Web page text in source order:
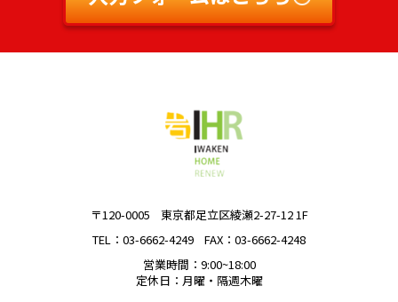
〒120-0005
東京都足立区綾瀬2-27-12 1F
TEL：03-6662-4249
FAX：03-6662-4248
営業時間：9:00~18:00
定休日：月曜・隔週木曜